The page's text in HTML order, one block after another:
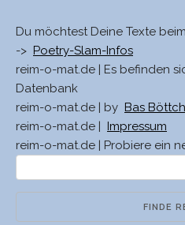
Du möchtest Deine Texte
-> Poetry-Slam-Infos
reim-o-mat.de | Es befinden
Datenbank
reim-o-mat.de | by Bas
reim-o-mat.de |
Impressum
reim-o-mat.de | Probiere ein